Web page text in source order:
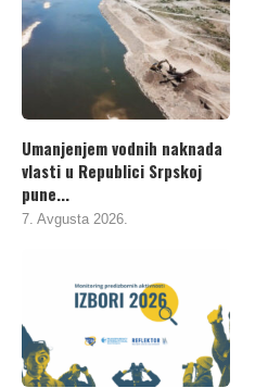
Umanjenjem vodnih naknada
vlasti u Republici Srpskoj
pune...
7. Avgusta 2026.